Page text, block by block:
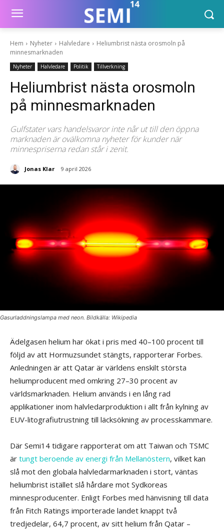
Hem Nyheter Halvledare
Heliumbrist nästa orosmoln på
minnesmarknaden
Nyheter Halvledare Politik Tillverkning
Heliumbrist nästa orosmoln
på minnesmarknaden
Gulfstater vars handelsvaror inte når ut till den öppna
marknaden är ovälkomna nyheter för kunder när
minnespriserna redan står i zenit.
Jonas Klar 9 april 2026
Gasurladdningslampa med neon. Bildkälla: Wikipedia
Ädelgasen helium har ökat i pris med 40–100 procent till
följd av att Hormuzsundet stängts, rapporterar Forbes.
Anledningen är att Qatar är världens enskilt största
heliumproducent med omkring 27–30 procent av
världsmarknaden. Helium används i en lång rad
applikationer inom halvledarproduktion i allt från kylning av
EUV-litografiutrustning till läcksökning av processkammare.
Där Semi14 tidigare rapporterat om att Taiwan och TSMC
är tungt beroende av energi från Mellanöstern, vilket kan
slå mot den globala halvledarmarknaden i stort, väntas
heliumbrist istället slå hårdare mot Sydkoreas
minnesproducenter. Enligt Forbes med hänvisning till data
från Fitch Ratings importerade landet knappt två
tredjedelar, 64,7 procent, av sitt helium från Qatar –